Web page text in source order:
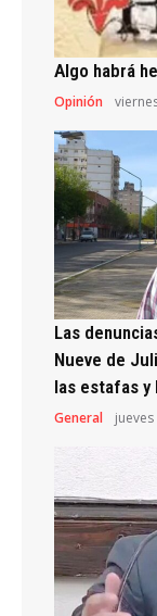
Algo habrá
Opinión
Las
Nueve de
las estafas y
General